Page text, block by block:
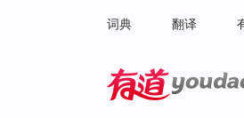
词典 翻译